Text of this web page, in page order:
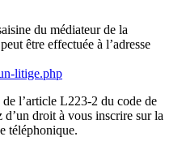
du médiateur de la
être effectuée à l’adresse
litige.php
l’article L223-2 du code de
droit à vous inscrire sur la
téléphonique.